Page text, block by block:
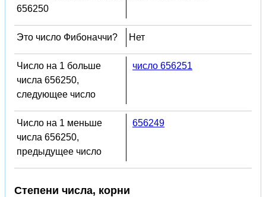
656250
Это число Фибоначчи? Нет
Число на 1 больше
числа 656250,
следующее число
число 656251
Число на 1 меньше
числа 656250,
предыдущее число
656249
Степени числа, корни